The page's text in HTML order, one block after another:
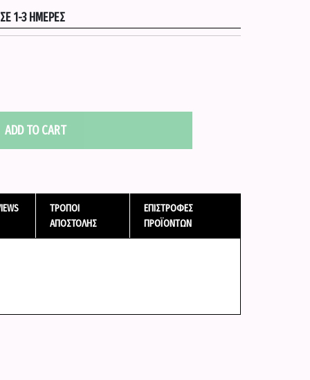
1-3 ΗΜΈΡΕΣ
ADD TO CART
ΤΡΌΠΟΙ
ΑΠΟΣΤΟΛΉΣ
ΕΠΙΣΤΡΟΦΈΣ
ΠΡΟΪΌΝΤΩΝ